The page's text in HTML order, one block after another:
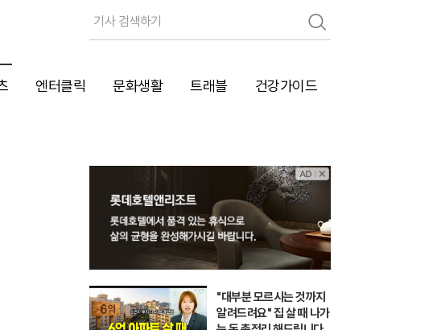
검
색
엔터클릭 문화생활 트래블 건강가이드
"대부분 모르시는 것까지
알려드려요" 집 살 때 나가